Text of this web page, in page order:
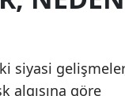
siyasi
algısına göre